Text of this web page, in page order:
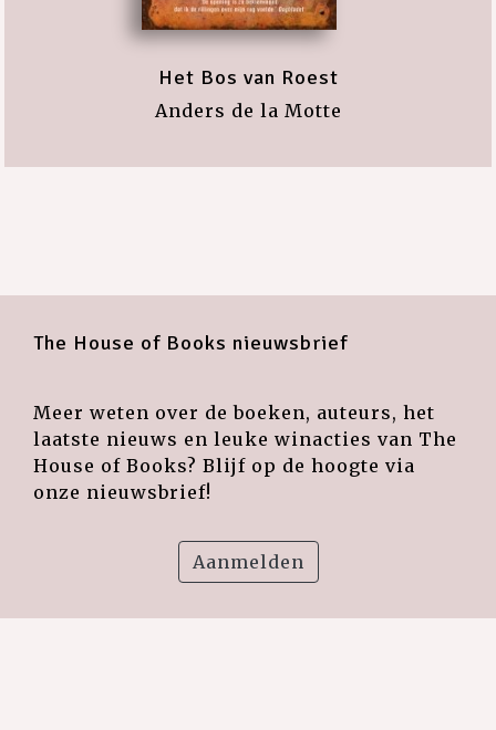
Het Bos van Roest
Anders de la Motte
The House of Books nieuwsbrief
Meer weten over de boeken, auteurs, het
laatste nieuws en leuke winacties van The
House of Books? Blijf op de hoogte via
onze nieuwsbrief!
Aanmelden